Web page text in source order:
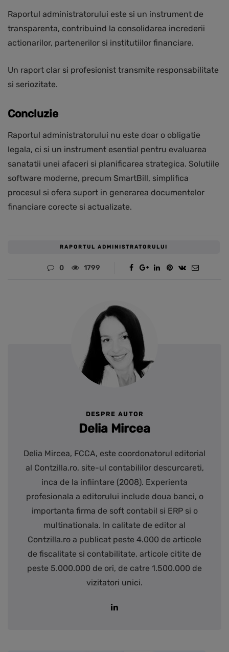
Raportul administratorului este si un instrument de
transparenta, contribuind la consolidarea increderii
actionarilor, partenerilor si institutiilor financiare.
Un raport clar si profesionist transmite responsabilitate
si seriozitate.
Concluzie
Raportul administratorului nu este doar o obligatie
legala, ci si un instrument esential pentru evaluarea
sanatatii unei afaceri si planificarea strategica. Solutiile
software moderne, precum SmartBill, simplifica
procesul si ofera suport in generarea documentelor
financiare corecte si actualizate.
RAPORTUL ADMINISTRATORULUI
0 1799
DESPRE AUTOR
Delia Mircea
Delia Mircea, FCCA, este coordonatorul editorial
al Contzilla.ro, site-ul contabililor descurcareti,
inca de la infiintare (2008). Experienta
profesionala a editorului include doua banci, o
importanta firma de soft contabil si ERP si o
multinationala. In calitate de editor al
Contzilla.ro a publicat peste 4.000 de articole
de fiscalitate si contabilitate, articole citite de
peste 5.000.000 de ori, de catre 1.500.000 de
vizitatori unici.